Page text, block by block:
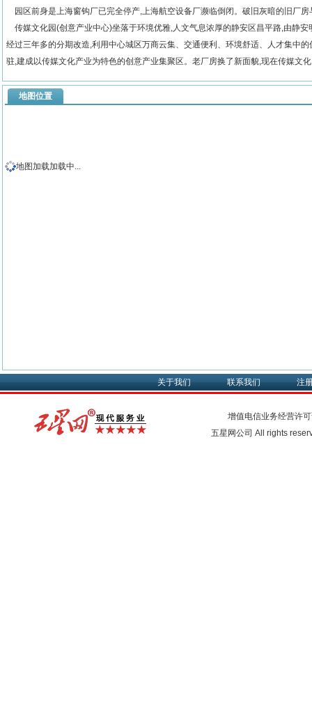
园区前身是上海窗钩厂已完全停产,上海航空设备厂濒临倒闭。破旧灰暗的旧厂
传媒文化园(创意产业中心)坐落于环境优雅,人文气息浓厚的静安区昌平路,由静
经过三年多的分期改造,利用中心城区万商云集、交通便利、环境舒适、人才集中
驻,建成以传媒文化产业为特色的创意产业集聚区。老厂房换了新面貌,现在传媒文
地图位置
地图加载加载中...
关于我们 联系我们 注
增值电信业务经营许
五星网公司 All rights